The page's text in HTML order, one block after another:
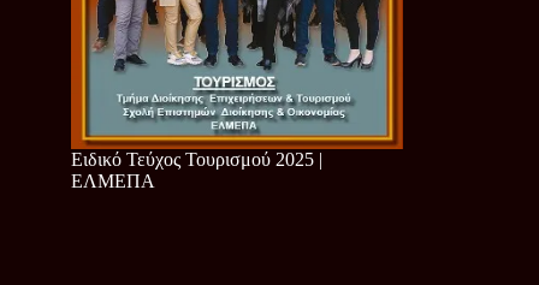
Ειδικό Τεύχος Τουρισμού 2025 |
ΕΛΜΕΠΑ